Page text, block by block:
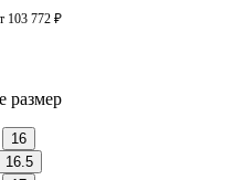
103 772 ₽
размер
16
16.5